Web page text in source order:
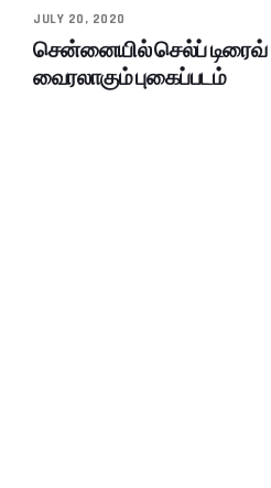
JULY 20, 2020
சென்னையில் செல்ப் டிரைவ்
வைரலாகும் புகைப்படம்